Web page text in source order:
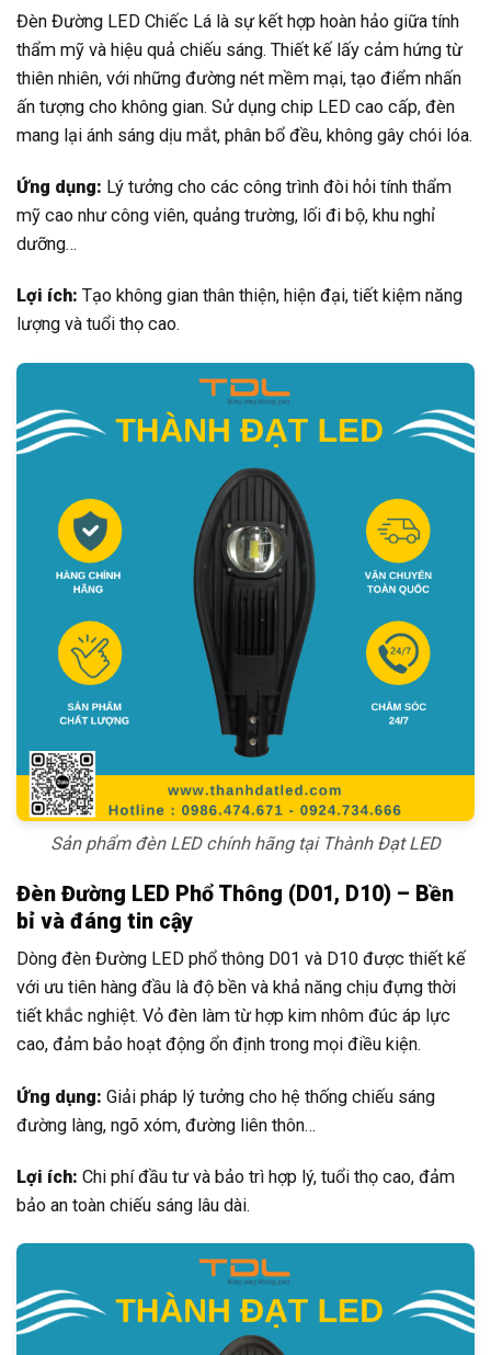
Đèn Đường LED Chiếc Lá là sự kết hợp hoàn hảo giữa tính
thẩm mỹ và hiệu quả chiếu sáng. Thiết kế lấy cảm hứng từ
thiên nhiên, với những đường nét mềm mại, tạo điểm nhấn
ấn tượng cho không gian. Sử dụng chip LED cao cấp, đèn
mang lại ánh sáng dịu mắt, phân bổ đều, không gây chói lóa.
Ứng dụng: Lý tưởng cho các công trình đòi hỏi tính thẩm
mỹ cao như công viên, quảng trường, lối đi bộ, khu nghỉ
dưỡng…
Lợi ích: Tạo không gian thân thiện, hiện đại, tiết kiệm năng
lượng và tuổi thọ cao.
Sản phẩm đèn LED chính hãng tại Thành Đạt LED
Đèn Đường LED Phổ Thông (D01, D10) – Bền
bỉ và đáng tin cậy
Dòng đèn Đường LED phổ thông D01 và D10 được thiết kế
với ưu tiên hàng đầu là độ bền và khả năng chịu đựng thời
tiết khắc nghiệt. Vỏ đèn làm từ hợp kim nhôm đúc áp lực
cao, đảm bảo hoạt động ổn định trong mọi điều kiện.
Ứng dụng: Giải pháp lý tưởng cho hệ thống chiếu sáng
đường làng, ngõ xóm, đường liên thôn…
Lợi ích: Chi phí đầu tư và bảo trì hợp lý, tuổi thọ cao, đảm
bảo an toàn chiếu sáng lâu dài.